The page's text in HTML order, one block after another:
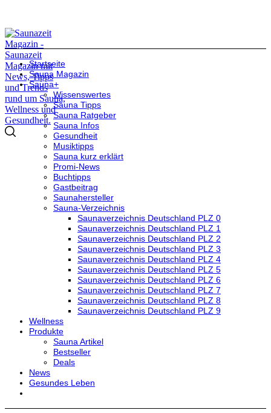
Startseite
Sauna Magazin
Sauna+
Wissenswertes
Sauna Tipps
Sauna Ratgeber
Sauna Infos
Gesundheit
Musiktipps
Sauna kurz erklärt
Promi-News
Buchtipps
Gastbeitrag
Saunahersteller
Sauna-Verzeichnis
Saunaverzeichnis Deutschland PLZ 0
Saunaverzeichnis Deutschland PLZ 1
Saunaverzeichnis Deutschland PLZ 2
Saunaverzeichnis Deutschland PLZ 3
Saunaverzeichnis Deutschland PLZ 4
Saunaverzeichnis Deutschland PLZ 5
Saunaverzeichnis Deutschland PLZ 6
Saunaverzeichnis Deutschland PLZ 7
Saunaverzeichnis Deutschland PLZ 8
Saunaverzeichnis Deutschland PLZ 9
Wellness
Produkte
Sauna Artikel
Bestseller
Deals
News
Gesundes Leben